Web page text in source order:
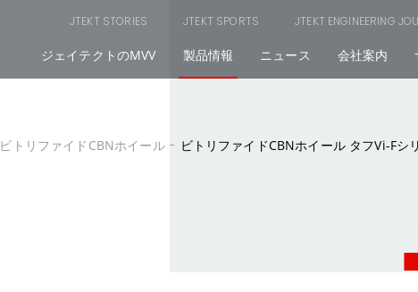
JTEKT STORIES JTEKT SPORTS JTEKT ENGINEERING
ジェイテクトのMVV 製品情報 ニュース 会社案内
ビトリファイドCBNホイール ビトリファイドCBNホイール タフVi-Fシ